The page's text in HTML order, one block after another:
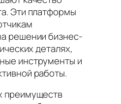
Эти платформы
решении бизнес-
деталях,
инструменты и
работы.
преимуществ